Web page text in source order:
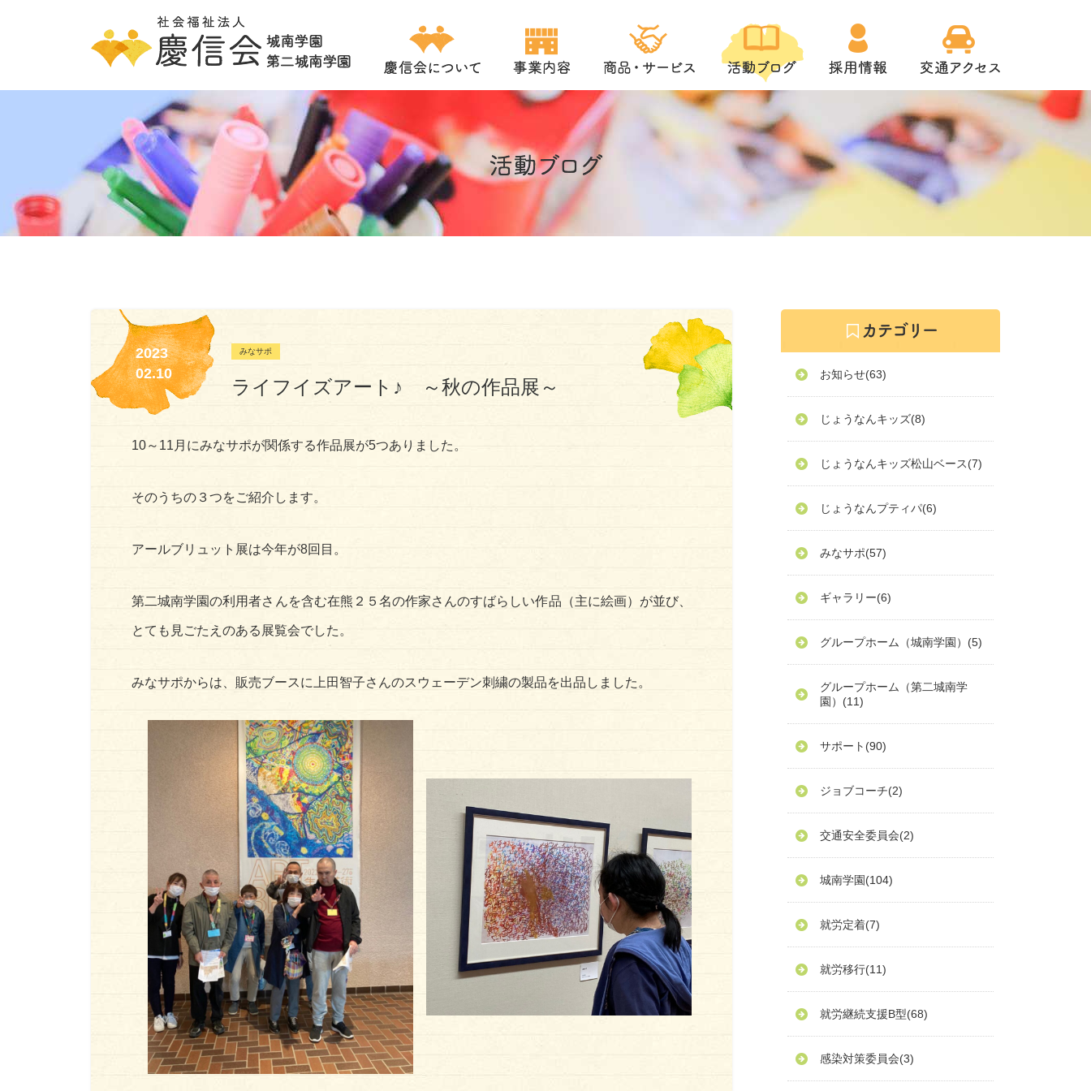
2023
02.10
みなサポ
ライフイズアート♪ ～秋の作品展～
10～11月にみなサポが関係する作品展が5つありました。
そのうちの３つをご紹介します。
アールブリュット展は今年が8回目。
第二城南学園の利用者さんを含む在熊２５名の作家さんのすばらしい作品（主に絵画）が並び、
とても見ごたえのある展覧会でした。
みなサポからは、販売ブースに上田智子さんのスウェーデン刺繍の製品を出品しました。
お知らせ(63)
じょうなんキッズ(8)
じょうなんキッズ松山ベース(7)
じょうなんプティパ(6)
みなサポ(57)
ギャラリー(6)
グループホーム（城南学園） (5)
グループホーム（第二城南学
園） (11)
サポート (90)
ジョブコーチ(2)
交通安全委員会(2)
城南学園(104)
就労定着(7)
就労移行(11)
就労継続支援B型(68)
感染対策委員会(3)